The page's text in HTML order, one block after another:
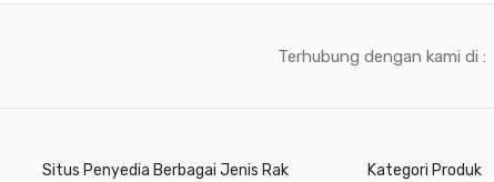
Terhubung dengan kami di :
Situs Penyedia Berbagai Jenis Rak Kategori Produk